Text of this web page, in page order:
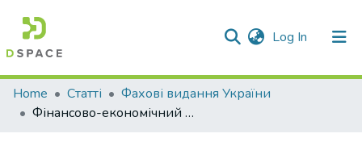
Log In (current)
Communities & Collections
Home Статті
Фахові видання України
Фінансово-економічний механізм забезпечення соціальної безпеки в Україні.